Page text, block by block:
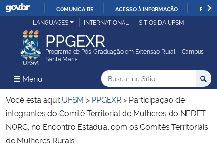
IR
O
COMUNICA BR ACESSO À INFORMAÇÃO
Ministério da Justiça e Segurança Pública
Ministério da Defesa
Ministério das Relações Exteriores
Ministério da Economia
LANGUAGES INTERNATIONAL SÍTIOS DA UFSM
PPGEXR
Programa de Pós-Graduação em Extensão Rural – Campus
Santa Maria
Menu Menu Principal do Sítio
Busca
Buscar no no Sítio
Busca:
Você está aqui: UFSM > PPGEXR > Participação de
integrantes do Comitê Territorial de Mulheres do NEDET-
NORC, no Encontro Estadual com os Comitês Territoriais
de Mulheres Rurais